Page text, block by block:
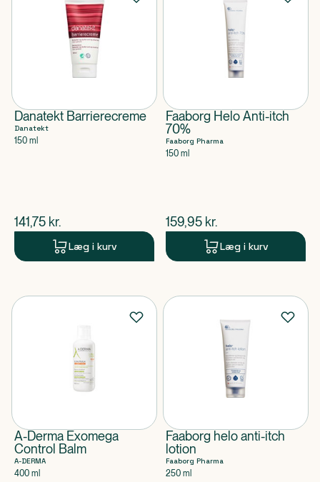
Danatekt Barrierecreme
Danatekt
150 ml
$nuværende pris
141,75 kr.
Læg i kurv
Faaborg Helo Anti-itch
70%
Faaborg Pharma
150 ml
$nuværende pris
159,95 kr.
Læg i kurv
A-Derma Exomega
Control Balm
A-DERMA
400 ml
Faaborg helo anti-itch
lotion
Faaborg Pharma
250 ml